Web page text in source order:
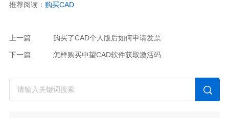
推荐阅读： 购买CAD
上一篇 购买了CAD个人版后如何申请发票
下一篇 怎样购买中望CAD软件获取激活码